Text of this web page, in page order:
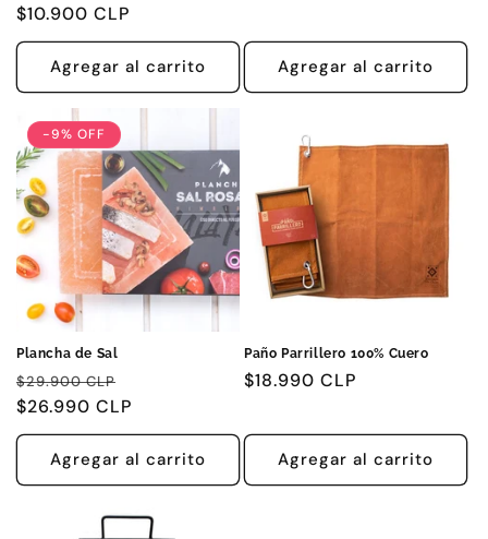
habitual
de
oferta
$10.900 CLP
Agregar al carrito Agregar al carrito
-9% OFF
Plancha de Sal
Precio
habitual
$29.900 CLP
de
oferta
$26.990 CLP
Agregar al carrito
Paño Parrillero 100% Cuero
Precio
$18.990 CLP
Agregar al carrito